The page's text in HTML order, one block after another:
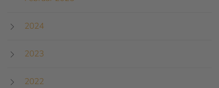
2024
2023
2022